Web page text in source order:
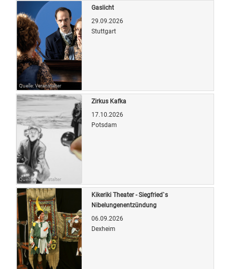
Quelle: Veranstalter
Gaslicht
29.09.2026
Stuttgart
Quelle: Veranstalter
Zirkus Kafka
17.10.2026
Potsdam
Kikeriki Theater - Siegfried`s
Nibelungenentzündung
06.09.2026
Dexheim